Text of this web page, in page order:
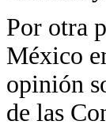
Por otra
México
opinión
de las